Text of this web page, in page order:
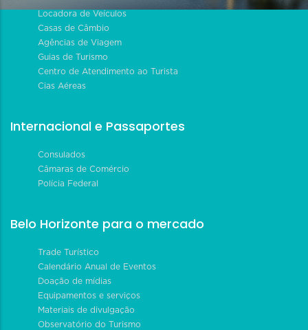
Locadora de Veículos
Casas de Câmbio
Agências de Viagem
Guias de Turismo
Centro de Atendimento ao Turista
Cias Aéreas
Internacional e Passaportes
Consulados
Câmaras de Comércio
Polícia Federal
Belo Horizonte para o mercado
Trade Turístico
Calendário Anual de Eventos
Doação de mídias
Equipamentos e serviços
Materiais de divulgação
Observatório do Turismo